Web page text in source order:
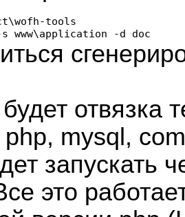
tools
www\application -d doc
отвязка
mysql,
запускать
это